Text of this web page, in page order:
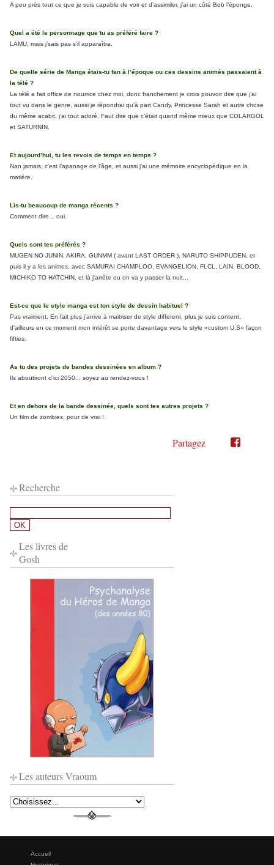
A peu près tout ce que je suis capable de voir et d’assimiler, j’ai un côté Bob l’éponge.
Quel a été le personnage que tu as préféré faire ?
LAMU, mais j’sais pas s’il apparaîtra.
De quelle série de Manga étais-tu fan à l’époque ou ces dessins animés passaient à
la télé ?
La télé a fait office de nourrice chez moi, donc franchement je crois pouvoir dire que j’ai
tout vu dans le genre, aussi je répondrai qu’à part Candy, Princesse Sarah et autre chose
du même acabit, j’ai tout adoré. Faut dire que c’était quand même mieux que COLARGOL
et SATURNIN.
Et aujourd’hui, tu les revois de temps en temps ?
Nan jamais, c’est l’apanage de l’âge, et aussi j’ai une mémoire encyclopédique en la
matière.
Lis-tu beaucoup de manga récents ?
Comment dire... oui.
Quels sont tes préférés ?
MUGEN NO JUNIN, AKIRA, GUNMM ( avant LAST ORDER ), NARUTO SHIPPUDEN, et
puis il y a les animes, avec SAMURAI CHAMPLOO, EVANGELION, FLCL, LAIN, BLOOD,
MICHIKO TO HATCHIN, et là j’arrête ou on va y passer la nuit...
Est-ce que le style manga est ton style de dessin habituel ?
Pas vraiment. En fait plus j’arrive à maitriser de style different, plus je suis content,
d’ailleurs en ce moment mon intérêt se porte davantage vers le style «custom U.S» façon
fifties.
As tu des projets de bandes dessinées en album ?
Ils aboutiront d’ici 2050... soyez au rendez-vous !
Et en dehors de la bande dessinée, quels sont tes autres projets ?
Un film de zombies, pour de vrai !
Partagez
Partager
Partager
Recherche
Les livres de
Gosh
Les auteurs Vraoum
Accueil